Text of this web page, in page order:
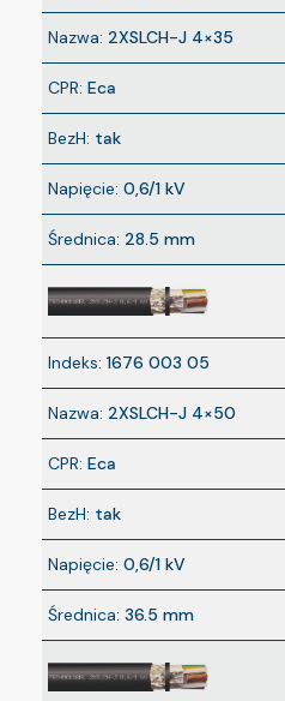
Nazwa: 2XSLCH-J 4×35
CPR: Eca
BezH: tak
Napięcie: 0,6/1 kV
Średnica: 28.5 mm
Indeks: 1676 003 05
Nazwa: 2XSLCH-J 4×50
CPR: Eca
BezH: tak
Napięcie: 0,6/1 kV
Średnica: 36.5 mm